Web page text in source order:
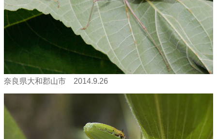
奈良県大和郡山市 2014.9.26